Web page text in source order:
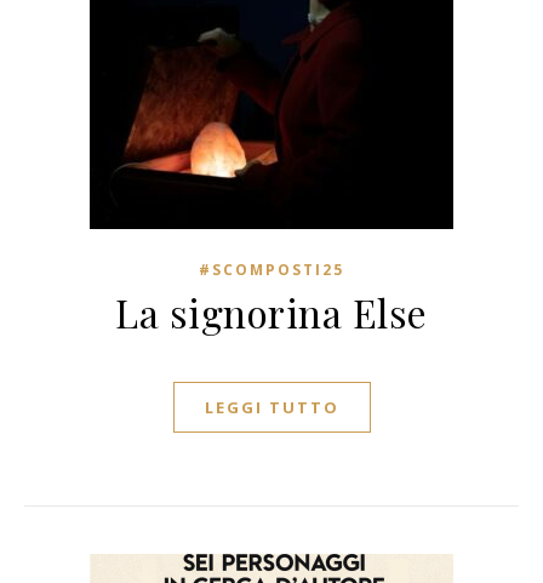
#SCOMPOSTI25
La signorina Else
LEGGI TUTTO